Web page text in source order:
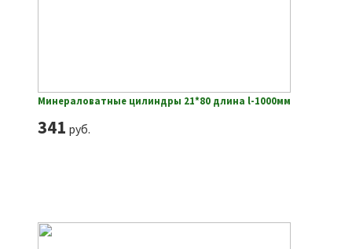
Минераловатные цилиндры 21*80 длина l-1000мм
341 руб.